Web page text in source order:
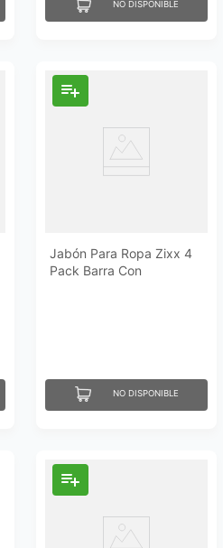
NO DISPONIBLE
Jabón Para Ropa Zixx 4
Pack Barra Con
NO DISPONIBLE